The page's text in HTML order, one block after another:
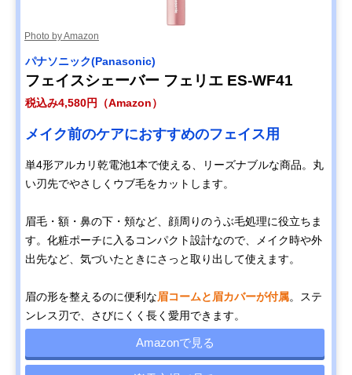
Photo by Amazon
パナソニック(Panasonic)
フェイスシェーバー フェリエ ES-WF41
税込み4,580円（Amazon）
メイク前のケアにおすすめのフェイス用
単4形アルカリ乾電池1本で使える、リーズナブルな商品。丸
い刃先でやさしくウブ毛をカットします。
眉毛・額・鼻の下・頬など、顔周りのうぶ毛処理に役立ちま
す。化粧ポーチに入るコンパクト設計なので、メイク時や外
出先など、気づいたときにさっと取り出して使えます。
眉の形を整えるのに便利な眉コームと眉カバーが付属。ステ
ンレス刃で、さびにくく長く愛用できます。
Amazonで見る